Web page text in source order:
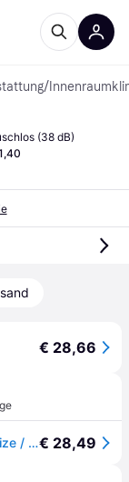
/
(38 dB)
€ 28,66
Xiaomi Humidifier 2 Lite Durchsichtig One Size / EU Plug 220V€ 28,49